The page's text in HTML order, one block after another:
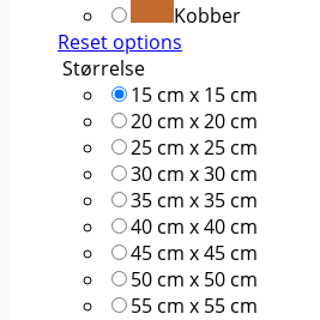
Kobber
Reset options
Størrelse
15 cm x 15 cm
20 cm x 20 cm
25 cm x 25 cm
30 cm x 30 cm
35 cm x 35 cm
40 cm x 40 cm
45 cm x 45 cm
50 cm x 50 cm
55 cm x 55 cm